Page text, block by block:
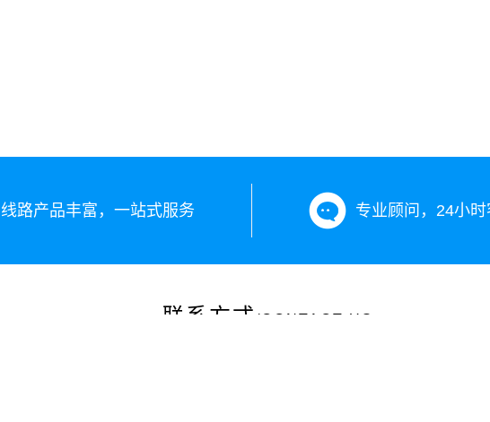
线路产品丰富，一站式服务 专业顾问，24小时
联系方式 /CONTACT US